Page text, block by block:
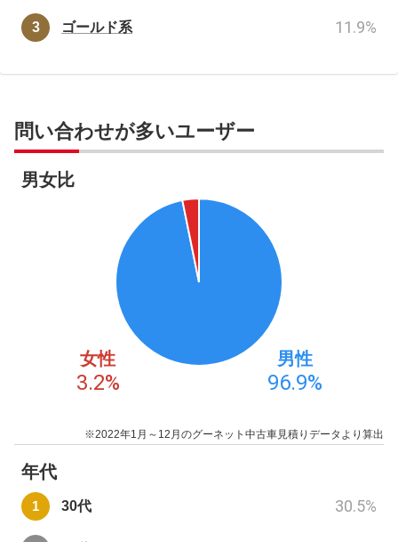
ゴールド系 11.9%
問い合わせが多いユーザー
男女比
女性
3.2%
男性
96.9%
※2022年1月～12月のグーネット中古車見積りデータより算出
年代
30代 30.5%